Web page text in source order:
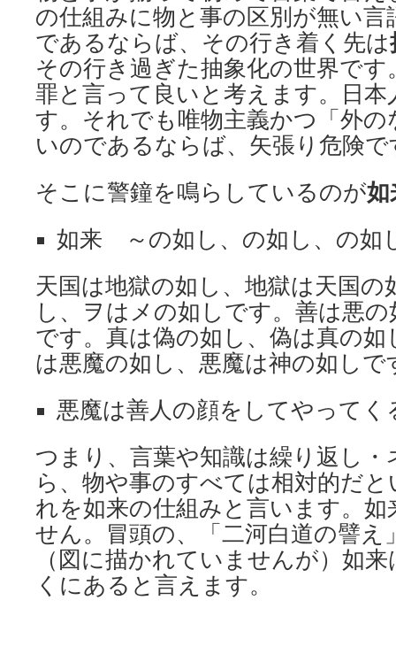
の仕組みに物と事の区別が無い言
であるならば、その行き着く先は
その行き過ぎた抽象化の世界で
罪と言って良いと考えます。日本
す。それでも唯物主義かつ「外
いのであるならば、矢張り危険で
そこに警鐘を鳴らしているのが如
如来 ～の如し、の如し、の如
天国は地獄の如し、地獄は天国の
し、ヲはメの如しです。善は悪
です。真は偽の如し、偽は真の
は悪魔の如し、悪魔は神の如しで
悪魔は善人の顔をしてやってく
つまり、言葉や知識は繰り返し
ら、物や事のすべては相対的だ
れを如来の仕組みと言います。
せん。冒頭の、「二河白道の譬え
（図に描かれていませんが）如
くにあると言えます。